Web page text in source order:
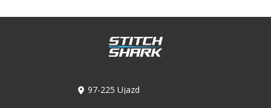
​97-225 Ujazd